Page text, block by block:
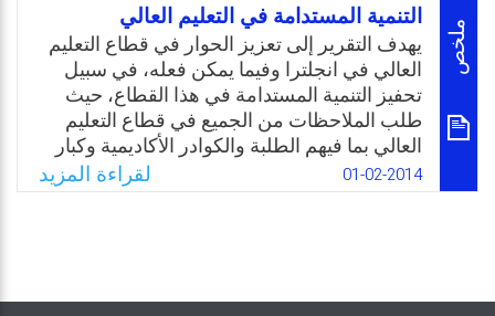
ملخص
التنمية المستدامة في التعليم العالي
يهدف التقرير إلى تعزيز الحوار في قطاع التعليم
العالي في انجلترا وفيما يمكن فعله، في سبيل
تحفيز التنمية المستدامة في هذا القطاع، حيث
طلب الملاحظات من الجميع في قطاع التعليم
العالي بما فيهم الطلبة والكوادر الأكاديمية وكبار
القادة، والتي سوف تساعد في تحديد الإجراءات
المستقبلية،وذلك قبل المشاركة في المؤتمرات
المستقبلية.
01-02-2014 لقراءة المزيد